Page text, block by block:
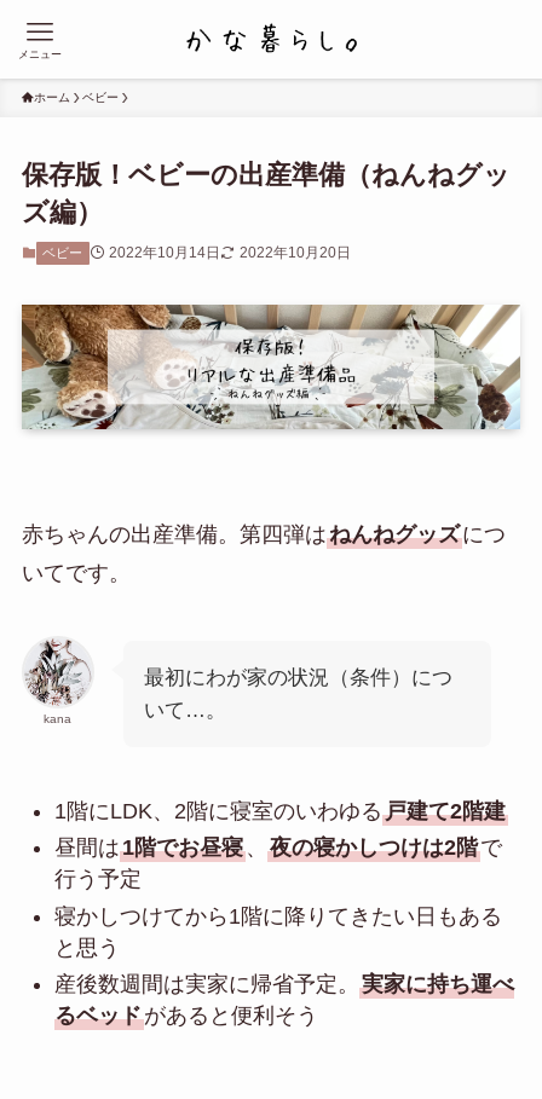
メニュー
ホーム ベビー
保存版！ベビーの出産準備（ねんねグッ
ズ編）
ベビー 2022年10月14日 2022年10月20日
赤ちゃんの出産準備。第四弾はねんねグッズにつ
いてです。
kana
最初にわが家の状況（条件）につ
いて…。
1階にLDK、2階に寝室のいわゆる戸建て2階建
昼間は1階でお昼寝、 夜の寝かしつけは2階で
行う予定
寝かしつけてから1階に降りてきたい日もある
と思う
産後数週間は実家に帰省予定。 実家に持ち運べ
るベッドがあると便利そう